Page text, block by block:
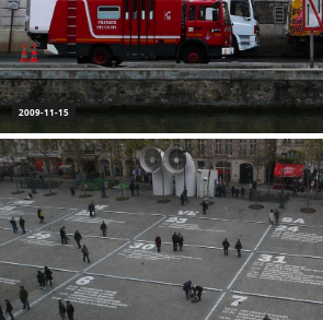
2009-11-15